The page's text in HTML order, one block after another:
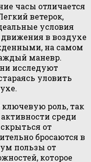
часы отличается
ветерок,
условия
в воздухе
на самом
маневр.
исследуют
уловить
ключевую роль, так
среди
от
бросаются в
пользы от
которое